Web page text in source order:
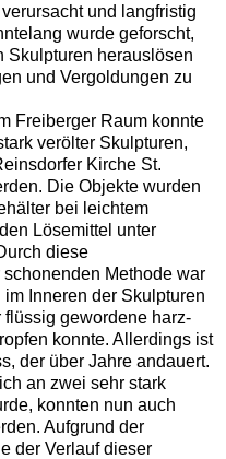
und langfristig
wurde geforscht,
Skulpturen herauslösen
und Vergoldungen zu
Freiberger Raum konnte
verölter Skulpturen,
Kirche St.
Die Objekte wurden
bei leichtem
Lösemittel unter
diese
schonenden Methode war
Inneren der Skulpturen
gewordene harz-
konnte. Allerdings ist
der über Jahre andauert.
an zwei sehr stark
konnten nun auch
Aufgrund der
der Verlauf dieser